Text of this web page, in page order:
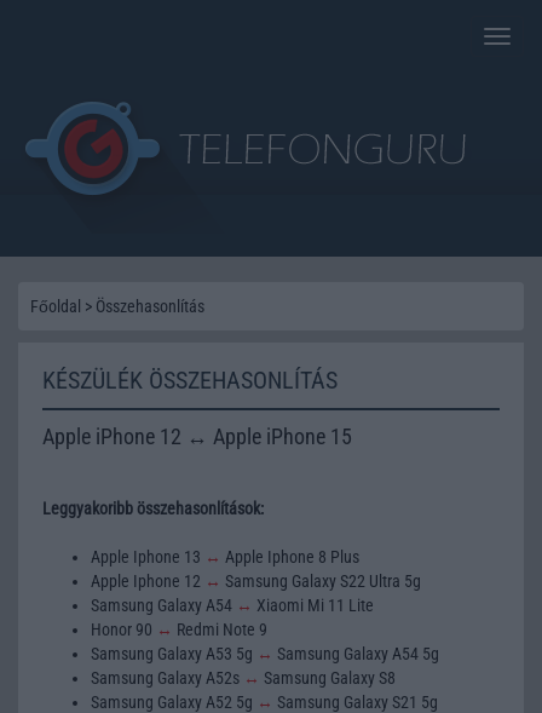
Toggle
Főoldal > Összehasonlítás
KÉSZÜLÉK ÖSSZEHASONLÍTÁS
Apple iPhone 12 ↔ Apple iPhone 15
Leggyakoribb összehasonlítások:
Apple Iphone 13 ↔ Apple Iphone 8 Plus
Apple Iphone 12 ↔ Samsung Galaxy S22 Ultra 5g
Samsung Galaxy A54 ↔ Xiaomi Mi 11 Lite
Honor 90 ↔ Redmi Note 9
Samsung Galaxy A53 5g ↔ Samsung Galaxy A54 5g
Samsung Galaxy A52s ↔ Samsung Galaxy S8
Samsung Galaxy A52 5g ↔ Samsung Galaxy S21 5g